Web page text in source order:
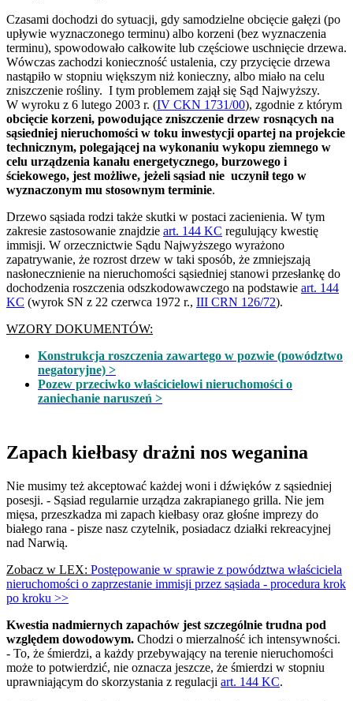
Czasami dochodzi do sytuacji, gdy samodzielne obcięcie gałęzi (po
upływie wyznaczonego terminu) albo korzeni (bez wyznaczenia
terminu), spowodowało całkowite lub częściowe uschnięcie drzewa.
Wówczas zachodzi konieczność ustalenia, czy przycięcie drzewa
nastąpiło w stopniu większym niż konieczny, albo miało na celu
zniszczenie rośliny. I tym problemem zajął się Sąd Najwyższy.
W wyroku z 6 lutego 2003 r. (IV CKN 1731/00), zgodnie z którym
obcięcie korzeni, powodujące zniszczenie drzew rosnących na
sąsiedniej nieruchomości w toku inwestycji opartej na projekcie
technicznym, polegającej na wykonaniu wykopu ziemnego w
celu urządzenia kanału energetycznego, burzowego i
ściekowego, jest możliwe, jeżeli sąsiad nie uczynił tego w
wyznaczonym mu stosownym terminie.
Drzewo sąsiada rodzi także skutki w postaci zacienienia. W tym
zakresie zastosowanie znajdzie art. 144 KC regulujący kwestię
immisji. W orzecznictwie Sądu Najwyższego wyrażono
zapatrywanie, że rozrost drzew w taki sposób, że zmniejszają
nasłonecznienie na nieruchomości sąsiedniej stanowi przesłankę do
dochodzenia roszczenia odszkodowawczego na podstawie art. 144
KC (wyrok SN z 22 czerwca 1972 r., III CRN 126/72).
WZORY DOKUMENTÓW:
Konstrukcja roszczenia zawartego w pozwie (powództwo
negatoryjne) >
Pozew przeciwko właścicielowi nieruchomości o
zaniechanie naruszeń >
Zapach kiełbasy drażni nos weganina
Nie musimy też akceptować każdej woni i dźwięków z sąsiedniej
posesji. - Sąsiad regularnie urządza zakrapianego grilla. Nie jem
mięsa, przeszkadza mi zapach kiełbasy oraz głośne imprezy do
białego rana - pisze nasz czytelnik, posiadacz działki rekreacyjnej
nad Narwią.
Zobacz w LEX: Postępowanie w sprawie z powództwa właściciela
nieruchomości o zaprzestanie immisji przez sąsiada - procedura krok
po kroku >>
Kwestia nadmiernych zapachów jest szczególnie trudna pod
względem dowodowym. Chodzi o mierzalność ich intensywności.
- To, że śmierdzi, a każdy przebywający na terenie nieruchomości
może to potwierdzić, nie oznacza jeszcze, że śmierdzi w stopniu
uprawniającym do skorzystania z regulacji art. 144 KC.